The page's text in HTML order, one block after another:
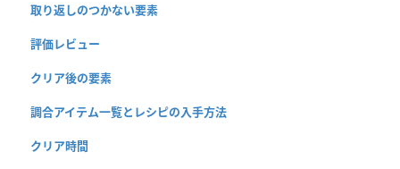
取り返しのつかない要素
評価レビュー
クリア後の要素
調合アイテム一覧とレシピの入手方法
クリア時間